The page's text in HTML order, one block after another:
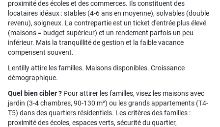
proximité des écoles et des commerces. Ils constituent des
locataires idéaux : stables (4-6 ans en moyenne), solvables (double
revenu), soigneux. La contrepartie est un ticket d'entrée plus élevé
(maisons = budget supérieur) et un rendement parfois un peu
inférieur. Mais la tranquillité de gestion et la faible vacance
compensent souvent.
Lentilly attire les familles. Maisons disponibles. Croissance
démographique.
Quel bien cibler ? Pour attirer les familles, visez les maisons avec
jardin (3-4 chambres, 90-130 m²) ou les grands appartements (T4-
T5) dans des quartiers résidentiels. Les critères des familles :
proximité des écoles, espaces verts, sécurité du quartier,